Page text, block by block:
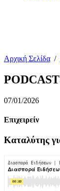
Αρχική Σελίδα /
07/01/2026
Επιχειρείν
Καταλύτης